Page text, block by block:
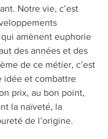
Notre vie, c’est
amènent euphorie
des années et des
de ce métier, c’est
idée et combattre
prix, au bon point,
la naïveté, la
de l’origine.